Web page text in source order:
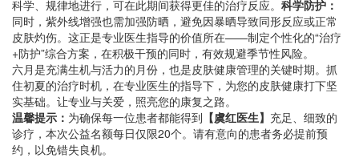
科学、规律地进行，可在此期间获得更佳的治疗反应。 科学防护：
同时，紫外线增强也需加强防晒，避免因暴晒导致同形反应或正常
皮肤灼伤。这正是专业医生指导的价值所在——制定个性化的“治疗
+防护”综合方案，在积极干预的同时，有效规避季节性风险。
六月是充满生机与活力的月份，也是皮肤健康管理的关键时期。抓
住初夏的治疗时机，在专业医生的指导下，为您的皮肤健康打下坚
实基础。让专业与关爱，照亮您的康复之路。
温馨提示： 为确保每一位患者都能得到 【虞红医生】 充足、细致的
诊疗，本次公益名额每日仅限20个。请有意向的患者务必提前预
约，以免错失良机。